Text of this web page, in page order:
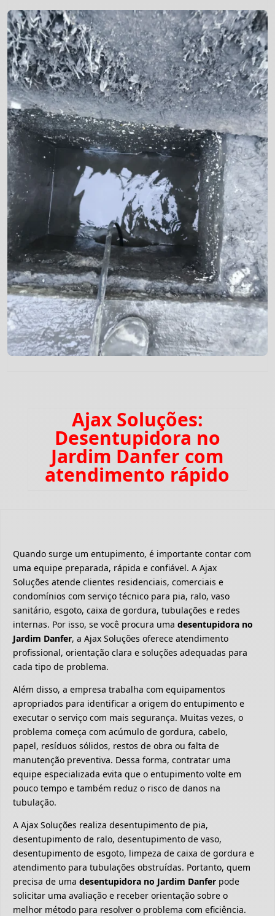
Ajax Soluções:
Desentupidora no
Jardim Danfer com
atendimento rápido
Quando surge um entupimento, é importante contar com
uma equipe preparada, rápida e confiável. A Ajax
Soluções atende clientes residenciais, comerciais e
condomínios com serviço técnico para pia, ralo, vaso
sanitário, esgoto, caixa de gordura, tubulações e redes
internas. Por isso, se você procura uma desentupidora no
Jardim Danfer, a Ajax Soluções oferece atendimento
profissional, orientação clara e soluções adequadas para
cada tipo de problema.
Além disso, a empresa trabalha com equipamentos
apropriados para identificar a origem do entupimento e
executar o serviço com mais segurança. Muitas vezes, o
problema começa com acúmulo de gordura, cabelo,
papel, resíduos sólidos, restos de obra ou falta de
manutenção preventiva. Dessa forma, contratar uma
equipe especializada evita que o entupimento volte em
pouco tempo e também reduz o risco de danos na
tubulação.
A Ajax Soluções realiza desentupimento de pia,
desentupimento de ralo, desentupimento de vaso,
desentupimento de esgoto, limpeza de caixa de gordura e
atendimento para tubulações obstruídas. Portanto, quem
precisa de uma desentupidora no Jardim Danfer pode
solicitar uma avaliação e receber orientação sobre o
melhor método para resolver o problema com eficiência.